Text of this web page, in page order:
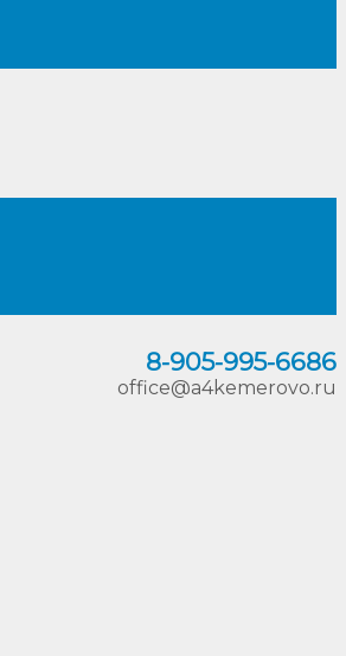
8-905-995-6686
office@a4kemerovo.ru